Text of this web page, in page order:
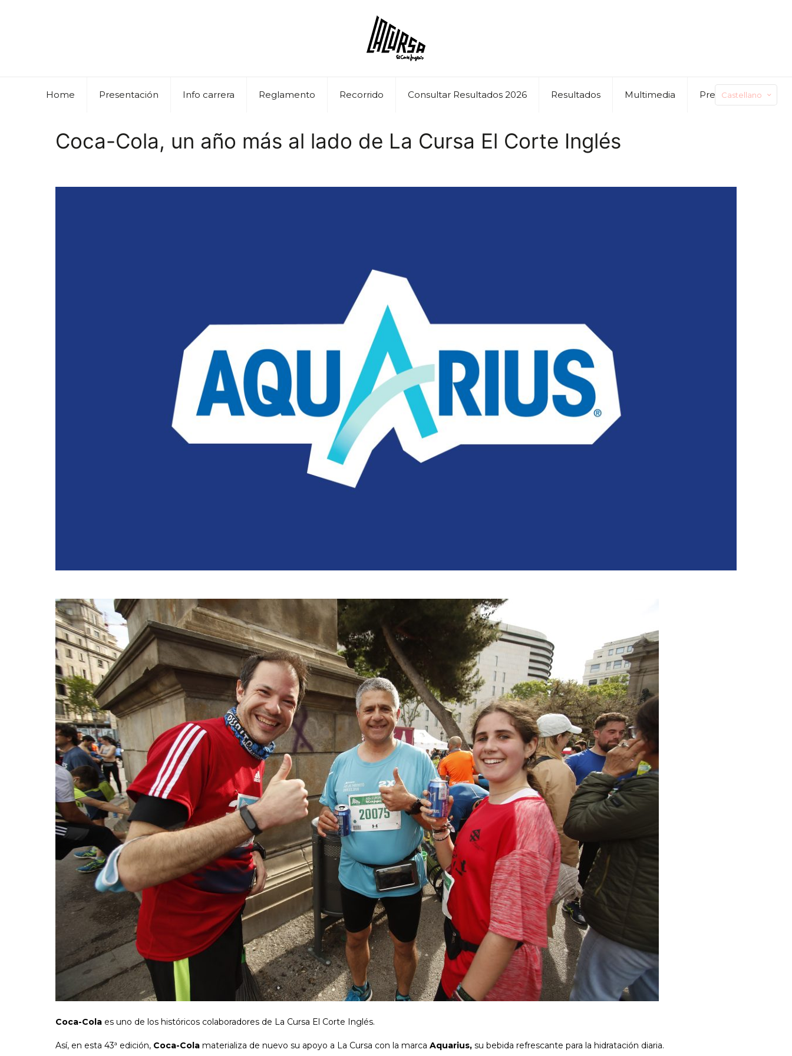
Home Presentación Info carrera Reglamento Recorrido Consultar Resultados 2026 Resultados Multimedia Preguntas
Castellano
Coca-Cola, un año más al lado de La Cursa El Corte Inglés
Coca-Colaes uno de los históricos colaboradores de La Cursa El Corte Inglés.
Así, en esta 43ª edición, Coca-Colamaterializa de nuevo su apoyo a La Cursa con la marca Aquarius,su bebida refrescante para la hidratación diaria.